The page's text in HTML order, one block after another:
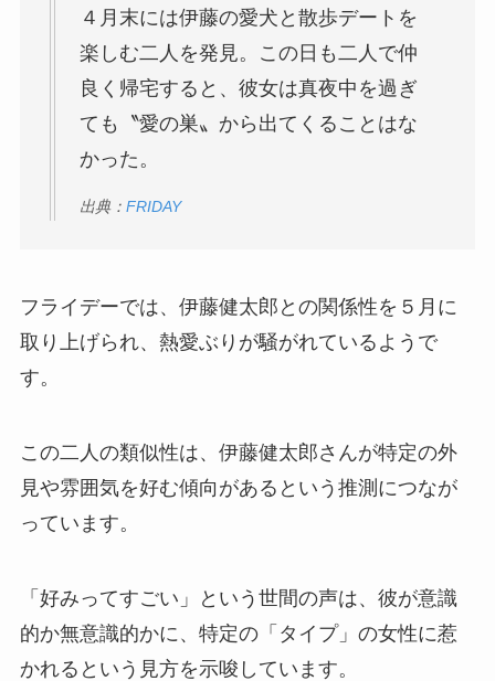
４月末には伊藤の愛犬と散歩デートを
楽しむ二人を発見。この日も二人で仲
良く帰宅すると、彼女は真夜中を過ぎ
ても〝愛の巣〟から出てくることはな
かった。
出典： FRIDAY
フライデーでは、伊藤健太郎との関係性を５月に
取り上げられ、熱愛ぶりが騒がれているようで
す。
この二人の類似性は、伊藤健太郎さんが特定の外
見や雰囲気を好む傾向があるという推測につなが
っています。
「好みってすごい」という世間の声は、彼が意識
的か無意識的かに、特定の「タイプ」の女性に惹
かれるという見方を示唆しています。